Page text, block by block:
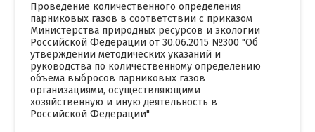
Проведение количественного определения
парниковых газов в соответствии с приказом
Министерства природных ресурсов и экологии
Российской Федерации от 30.06.2015 №300 "Об
утверждении методических указаний и
руководства по количественному определению
объема выбросов парниковых газов
организациями, осуществляющими
хозяйственную и иную деятельность в
Российской Федерации"